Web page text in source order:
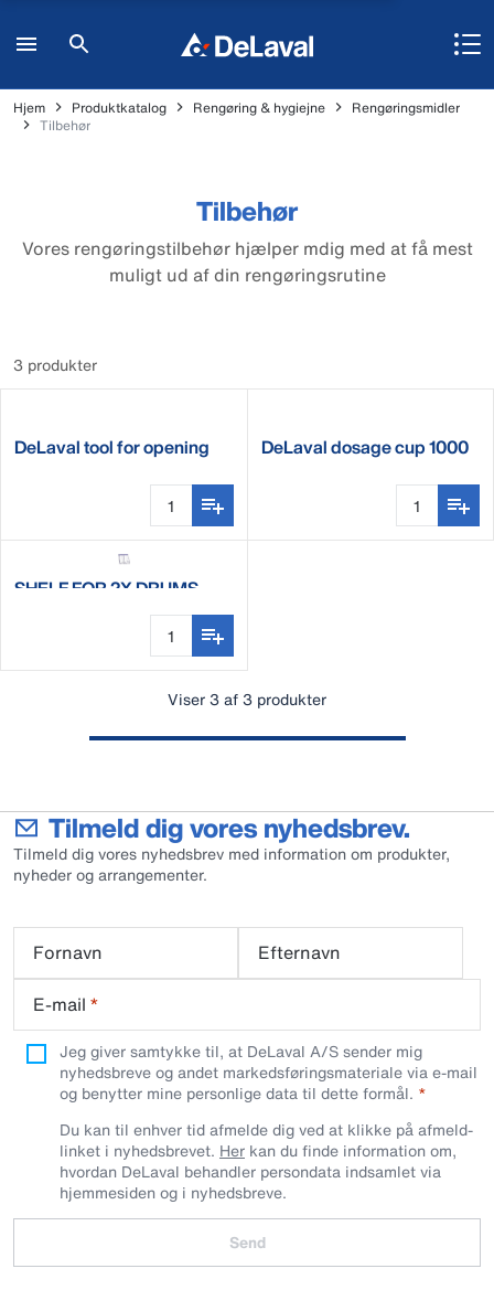
Hjem Produktkatalog Rengøring & hygiejne
Rengøringsmidler
Tilbehør
Tilbehør
Vores rengøringstilbehør hjælper mdig med at få mest
muligt ud af din rengøringsrutine
3 produkter
DeLaval tool for opening DeLaval dosage cup 1000
SHELF FOR 2X DRUMS
Viser 3 af 3 produkter
Tilmeld dig vores nyhedsbrev.
Tilmeld dig vores nyhedsbrev med information om produkter,
nyheder og arrangementer.
Fornavn
Efternavn
E-mail *
Jeg giver samtykke til, at DeLaval A/S sender mig
nyhedsbreve og andet markedsføringsmateriale via e-mail
og benytter mine personlige data til dette formål.
Du kan til enhver tid afmelde dig ved at klikke på afmeld-
linket i nyhedsbrevet. Her kan du finde information om,
hvordan DeLaval behandler persondata indsamlet via
hjemmesiden og i nyhedsbreve.
Send